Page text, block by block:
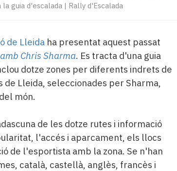
guia d'escalada | Rally d'Escalada
de Lleidaha presentat aquest passat
Chris Sharma. Es tracta d'una guia
dotze zones per diferents indrets de
Lleida, seleccionades per Sharma,
món.
de les dotze rutes i informació
l'accés i aparcament, els llocs
de l'esportista amb la zona. Se n'han
català, castellà, anglès, francès i